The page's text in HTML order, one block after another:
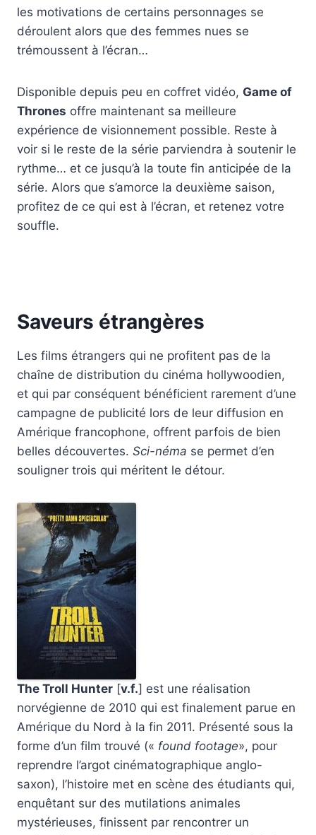
les motivations de certains personnages se
déroulent alors que des femmes nues se
trémoussent à l’écran…
Disponible depuis peu en coffret vidéo, Game of
Thrones offre maintenant sa meilleure
expérience de visionnement possible. Reste à
voir si le reste de la série parviendra à soutenir le
rythme… et ce jusqu’à la toute fin anticipée de la
série. Alors que s’amorce la deuxième saison,
profitez de ce qui est à l’écran, et retenez votre
souffle.
Saveurs étrangères
Les films étrangers qui ne profitent pas de la
chaîne de distribution du cinéma hollywoodien,
et qui par conséquent bénéficient rarement d’une
campagne de publicité lors de leur diffusion en
Amérique francophone, offrent parfois de bien
belles découvertes. Sci-néma se permet d’en
souligner trois qui méritent le détour.
The Troll Hunter [v.f.] est une réalisation
norvégienne de 2010 qui est finalement parue en
Amérique du Nord à la fin 2011. Présenté sous la
forme d’un film trouvé (« found footage», pour
reprendre l’argot cinématographique anglo-
saxon), l’histoire met en scène des étudiants qui,
enquêtant sur des mutilations animales
mystérieuses, finissent par rencontrer un